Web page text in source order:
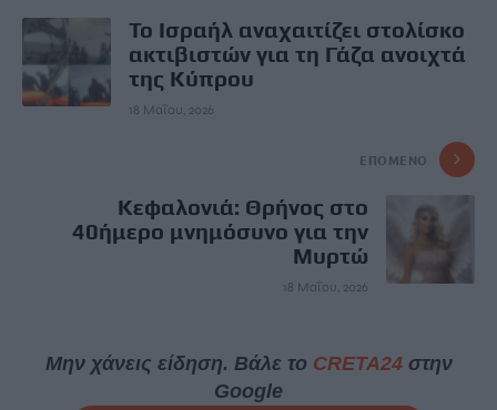
Το Ισραήλ αναχαιτίζει στολίσκο
ακτιβιστών για τη Γάζα ανοιχτά
της Κύπρου
18 Μαΐου, 2026
ΕΠΌΜΕΝΟ
Κεφαλονιά: Θρήνος στο
40ήμερο μνημόσυνο για την
Μυρτώ
18 Μαΐου, 2026
Μην χάνεις είδηση. Βάλε το CRETA24στην
Google